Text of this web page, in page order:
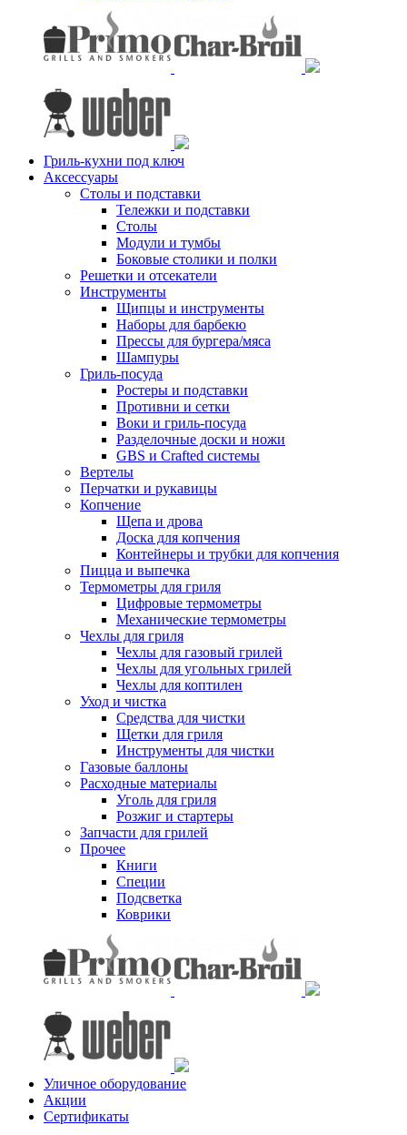
Гриль-кухни под ключ
Аксессуары
Столы и подставки
Тележки и подставки
Столы
Модули и тумбы
Боковые столики и полки
Решетки и отсекатели
Инструменты
Щипцы и инструменты
Наборы для барбекю
Прессы для бургера/мяса
Шампуры
Гриль-посуда
Ростеры и подставки
Противни и сетки
Воки и гриль-посуда
Разделочные доски и ножи
GBS и Crafted системы
Вертелы
Перчатки и рукавицы
Копчение
Щепа и дрова
Доска для копчения
Контейнеры и трубки для копчения
Пицца и выпечка
Термометры для гриля
Цифровые термометры
Механические термометры
Чехлы для гриля
Чехлы для газовый грилей
Чехлы для угольных грилей
Чехлы для коптилен
Уход и чистка
Средства для чистки
Щетки для гриля
Инструменты для чистки
Газовые баллоны
Расходные материалы
Уголь для гриля
Розжиг и стартеры
Запчасти для грилей
Прочее
Книги
Специи
Подсветка
Коврики
Уличное оборудование
Акции
Сертификаты